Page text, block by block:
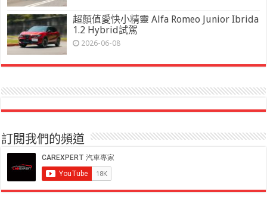
超顏值愛快小精靈 Alfa Romeo Junior Ibrida
1.2 Hybrid試駕
2026-06-08
訂閱我們的頻道